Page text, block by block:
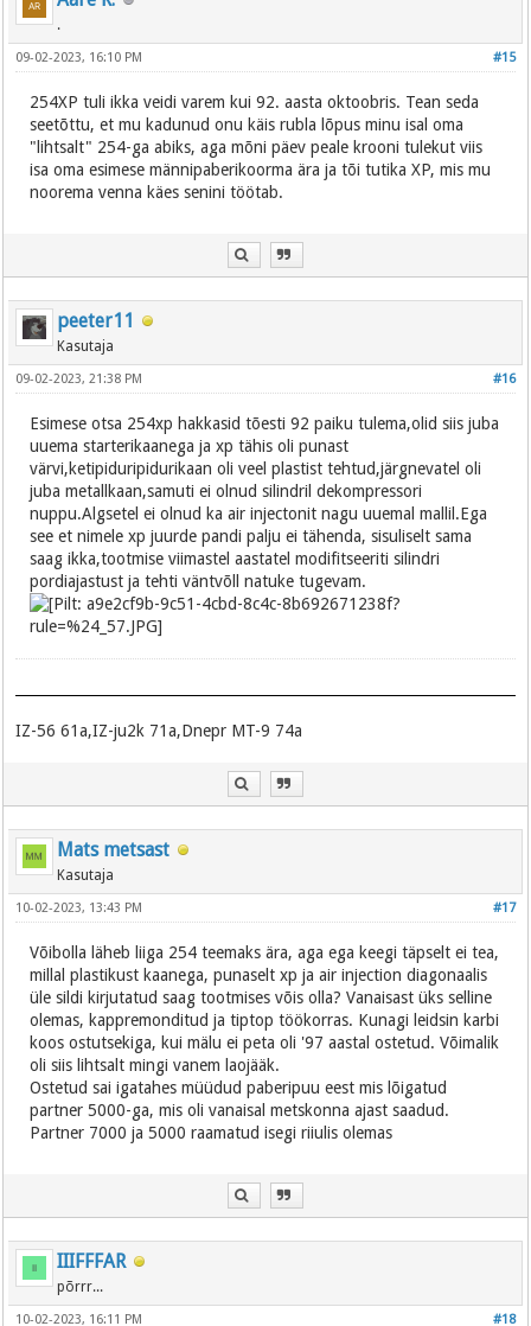
.
#15
09-02-2023, 16:10 PM
254XP tuli ikka veidi varem kui 92. aasta oktoobris. Tean seda
seetõttu, et mu kadunud onu käis rubla lõpus minu isal oma
"lihtsalt" 254-ga abiks, aga mõni päev peale krooni tulekut viis
isa oma esimese männipaberikoorma ära ja tõi tutika XP, mis mu
noorema venna käes senini töötab.
peeter11
Kasutaja
#16
09-02-2023, 21:38 PM
Esimese otsa 254xp hakkasid tõesti 92 paiku tulema,olid siis juba
uuema starterikaanega ja xp tähis oli punast
värvi,ketipiduripidurikaan oli veel plastist tehtud,järgnevatel oli
juba metallkaan,samuti ei olnud silindril dekompressori
nuppu.Algsetel ei olnud ka air injectonit nagu uuemal mallil.Ega
see et nimele xp juurde pandi palju ei tähenda, sisuliselt sama
saag ikka,tootmise viimastel aastatel modifitseeriti silindri
pordiajastust ja tehti väntvõll natuke tugevam.
IZ-56 61a,IZ-ju2k 71a,Dnepr MT-9 74a
Mats metsast
Kasutaja
#17
10-02-2023, 13:43 PM
Võibolla läheb liiga 254 teemaks ära, aga ega keegi täpselt ei tea,
millal plastikust kaanega, punaselt xp ja air injection diagonaalis
üle sildi kirjutatud saag tootmises võis olla? Vanaisast üks selline
olemas, kappremonditud ja tiptop töökorras. Kunagi leidsin karbi
koos ostutsekiga, kui mälu ei peta oli '97 aastal ostetud. Võimalik
oli siis lihtsalt mingi vanem laojääk.
Ostetud sai igatahes müüdud paberipuu eest mis lõigatud
partner 5000-ga, mis oli vanaisal metskonna ajast saadud.
Partner 7000 ja 5000 raamatud isegi riiulis olemas
IIIFFFAR
põrrr...
#18
10-02-2023, 16:11 PM